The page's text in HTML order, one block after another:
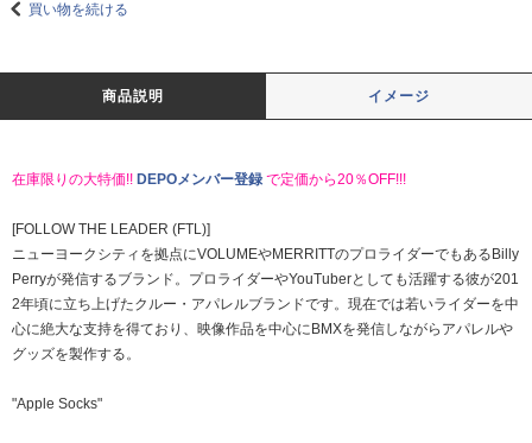
買い物を続ける
商品説明 イメージ
在庫限りの大特価!! DEPOメンバー登録 で定価から20％OFF!!!
[FOLLOW THE LEADER (FTL)]
ニューヨークシティを拠点にVOLUMEやMERRITTのプロライダーでもあるBilly
Perryが発信するブランド。プロライダーやYouTuberとしても活躍する彼が201
2年頃に立ち上げたクルー・アパレルブランドです。現在では若いライダーを中
心に絶大な支持を得ており、映像作品を中心にBMXを発信しながらアパレルや
グッズを製作する。
"Apple Socks"